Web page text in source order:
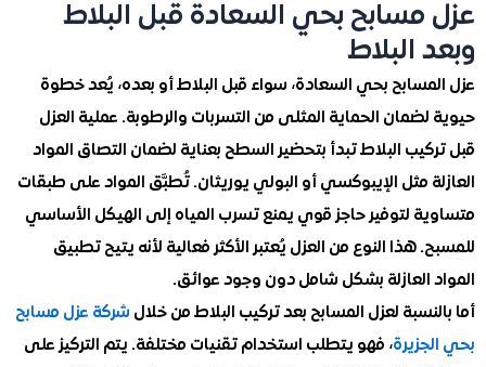
بحي السعادة قبل البلاط
البلاط
بحي السعادة، سواء قبل البلاط أو بعده، يُعد خطوة
الحماية المثلى من التسربات والرطوبة. عملية العزل
البلاط تبدأ بتحضير السطح بعناية لضمان التصاق المواد
مثل الإيبوكسي أو البولي يوريثان. تُطبَّق المواد على طبقات
لتوفير حاجز قوي يمنع تسرب المياه إلى الهيكل الأساسي
هذا النوع من العزل يُعتبر الأكثر فعالية لأنه يتيح تطبيق
العازلة بشكل شامل دون وجود عوائق.
لعزل المسابح بعد تركيب البلاط من خلالشركة عزل مسابح
، فهو يتطلب استخدام تقنيات مختلفة. يتم التركيز على